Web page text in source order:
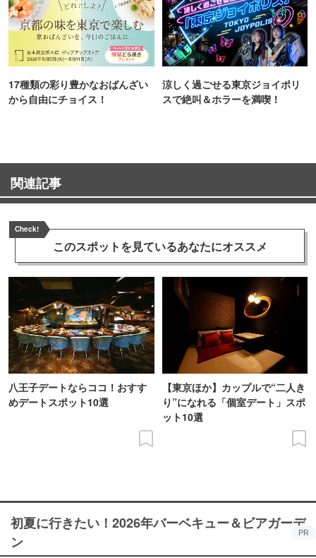
17種類の彩り豊かなおばんざい
から自由にチョイス！
涼しく過ごせる東京ジョイポリ
スで絶叫＆ホラーを満喫！
関連記事
Check!
このスポットを見ているあなたにオススメ
八王子デートならココ！おすす
めデートスポット10選
【東京ほか】カップルで“二人き
り”になれる「個室デート」スポ
ット10選
初夏に行きたい！2026年バーベキュー＆ビアガーデ
ン
PR